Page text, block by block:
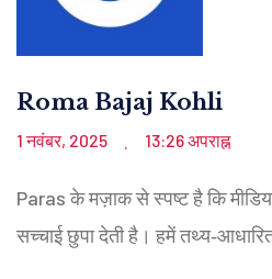
Roma Bajaj Kohli
1 नवंबर, 2025 . 13:26 अपराह्न
Paras के मज़ाक से स्पष्ट है कि
सच्चाई छुपा देती है। हमें